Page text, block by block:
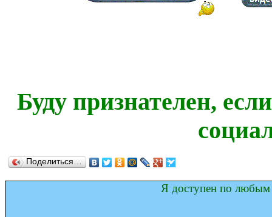
Буду признателен,
Поделиться…
Я доступен по любым